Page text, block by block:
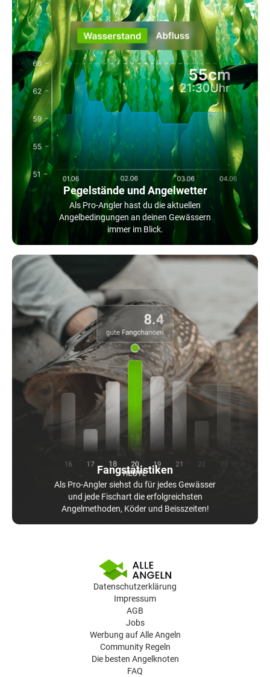
Pegelstände und Angelwetter
Als Pro-Angler hast du die aktuellen
Angelbedingungen an deinen Gewässern
immer im Blick.
Fangstatistiken
Als Pro-Angler siehst du für jedes Gewässer
und jede Fischart die erfolgreichsten
Angelmethoden, Köder und Beisszeiten!
Datenschutzerklärung
Impressum
AGB
Jobs
Werbung auf Alle Angeln
Community Regeln
Die besten Angelknoten
FAQ